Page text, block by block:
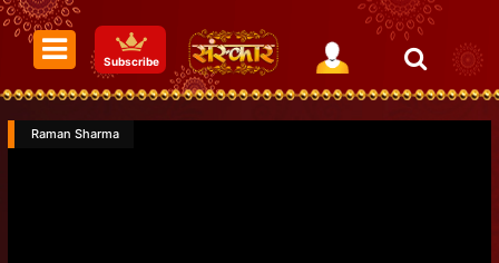
Subscribe
Raman Sharma